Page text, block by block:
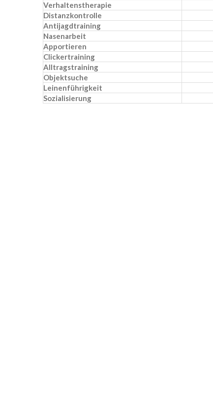
Verhaltenstherapie
Distanzkontrolle
Antijagdtraining
Nasenarbeit
Apportieren
Clickertraining
Alltragstraining
Objektsuche
Leinenführigkeit
Sozialisierung